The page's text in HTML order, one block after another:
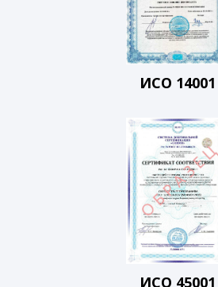
ИСО 14001
ИСО 45001